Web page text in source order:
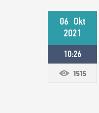
06 Okt
2021
10:26
1515